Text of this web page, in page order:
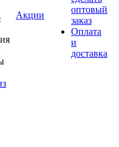
Акции
оптовый
заказ
Оплата
и
доставка